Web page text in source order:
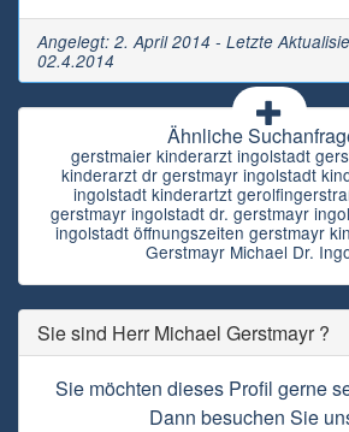
Angelegt: 2. April 2014 - Letzte
02.4.2014
Ähnliche
gerstmaier kinderarzt ingolstadt
kinderarzt dr gerstmayr ingolstadt
ingolstadt kinderartzt
gerstmayr ingolstadt dr. gerstmayr
ingolstadt öffnungszeiten gerstmayr
Gerstmayr Michael Dr.
Sie sind Herr Michael Gerstmayr ?
Sie möchten dieses Profil gerne
Dann besuchen Sie